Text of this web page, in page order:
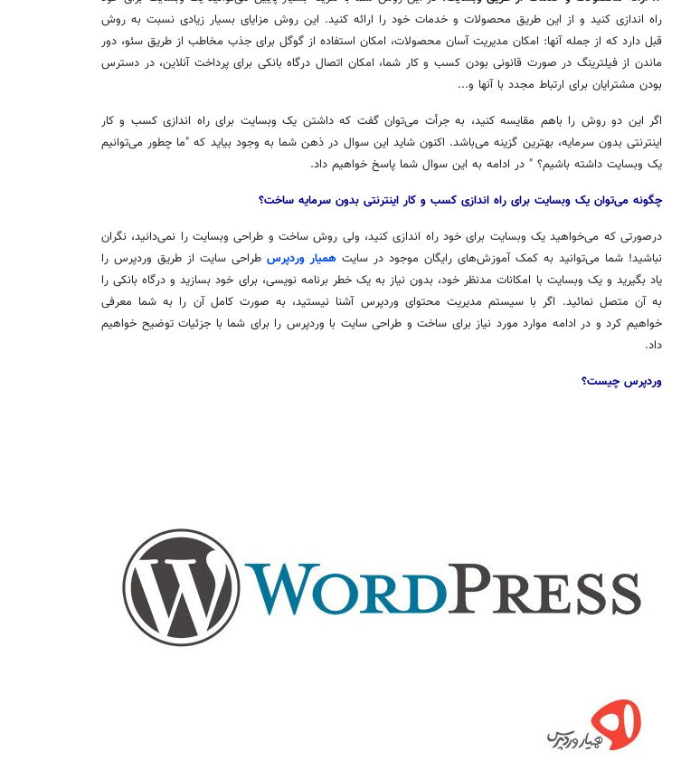
راه اندازی کنید و از این طریق محصولات و خدمات خود را ارائهکنید. این روش مزایای بسیار زیادی نسبت به روش
قبل دارد که از جمله آنها: امکان مدیریت آسان محصولات، امکان استفاده از گوگل برای جذب مخاطب از طریق سئو، دور
ماندن از فیلترینگ در صورت قانونی بودن کسب و کار شما، امکان اتصال درگاه بانکی برای پرداخت آنلاین، در دسترس
بودن مشترایان برای ارتباط مجدد با آنها و...
اگر این دو روش را باهم مقایسه کنید، بهجرأت می‌توان گفت که داشتن یک وبسایت برای راه اندازی کسب و کار
اینترنتی بدون سرمایه، بهترین گزینه می‌باشد. اکنون شاید این سوال در ذهن شما به وجود بیاید که "ما چطور می‌توانیم
یک وبسایت داشته باشیم؟ " در ادامه به این سوال شما پاسخ خواهیم داد.
چگونه می‌توان یک وبسایت برای راه اندازی کسب و کار اینترنتی بدون سرمایه ساخت؟
درصورتیکه می‌خواهید یک وبسایت برای خود راه اندازی کنید، ولی روش ساخت و طراحی وبسایترا نمی‌دانید، نگران
نباشید! شما می‌توانید به کمک آموزش‌های رایگان موجود در سایتهمیار وردپرسطراحی سایت از طریق وردپرسرا
یاد بگیرید و یک وبسایت با امکانات مدنظر خود، بدون نیاز به یک خطر برنامه نویسی، برای خود بسازید و درگاه بانکی را
به آن متصل نمائید. اگر با سیستم مدیریت محتوای وردپرس آشنا نیستید، به صورت کامل آن را به شما معرفی
خواهیم کرد و در ادامه موارد مورد نیاز برای ساخت و طراحی سایت با وردپرس را برای شما با جزئیاتتوضیح خواهیم
داد.
وردپرس چیست؟